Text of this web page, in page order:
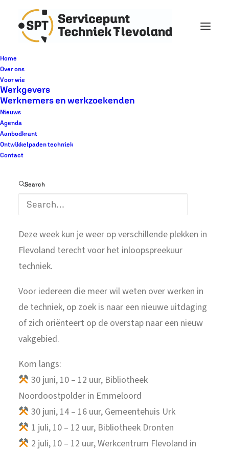
Home
Over ons
Voor wie
Werkgevers
Werknemers en werkzoekenden
Nieuws
Agenda
Aanbodkrant
Ontwikkelpaden techniek
Contact
Search
Kom naar een
inloopspreekuur
techniek
Deze week kun je weer op verschillende plekken in
Flevoland terecht voor het inloopspreekuur
techniek.
Voor iedereen die meer wil weten over werken in
de techniek, op zoek is naar een nieuwe uitdaging
of zich oriënteert op de overstap naar een nieuw
vakgebied.
Kom langs:
30 juni, 10 – 12 uur, Bibliotheek
Noordoostpolder in Emmeloord
30 juni, 14 – 16 uur, Gemeentehuis Urk
1 juli, 10 – 12 uur, Bibliotheek Dronten
2 juli, 10 – 12 uur, Werkcentrum Flevoland in